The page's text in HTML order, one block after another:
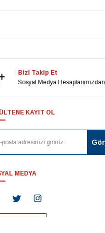
Bizi Takip Et
Sosyal Medya Hesaplarımızdan
KAYIT OL
MEDYA